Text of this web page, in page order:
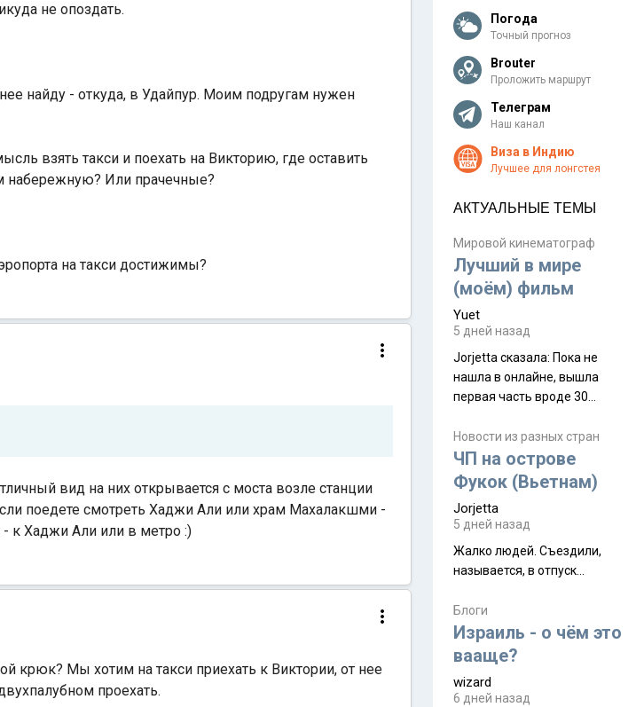
не опоздать.
найду - откуда, в Удайпур. Моим подругам нужен
взять такси и поехать на Викторию, где оставить
набережную? Или прачечные?
на такси достижимы?
вид на них открывается с моста возле станции
поедете смотреть Хаджи Али или храм Махалакшми -
- к Хаджи Али или в метро :)
крюк? Мы хотим на такси приехать к Виктории, от нее
проехать.
Погода
Точный прогноз
Brouter
Проложить маршрут
Телеграм
Наш канал
Виза в Индию
Лучшее для лонгстея
АКТУАЛЬНЫЕ ТЕМЫ
Мировой кинематограф
Лучший в мире
(моём) фильм
Yuet
5 дней назад
Jorjetta сказалa: Пока не
нашла в онлайне, вышла
первая часть вроде 30
Дивали 8 ноября.
Новости из разных стран
ЧП на острове
Фукок (Вьетнам)
Jorjetta
5 дней назад
Жалко людей. Съездили,
называется, в отпуск...
Блоги
Израиль - о чём это
вааще?
wizard
6 дней назад